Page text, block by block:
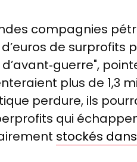
compagnies
de
d’avant‑guerre",
plus de 1,3
perdure, ils
qui
stockés